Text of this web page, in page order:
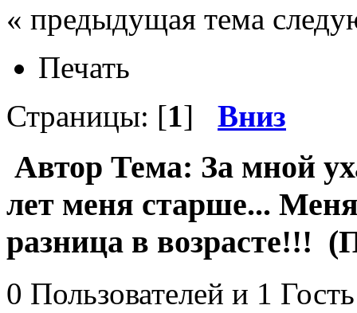
« предыдущая тема
Печать
Страницы: [1] Вниз
Автор Тема: За мной
лет меня старше...
разница в возрасте!!!
0 Пользователей и 1